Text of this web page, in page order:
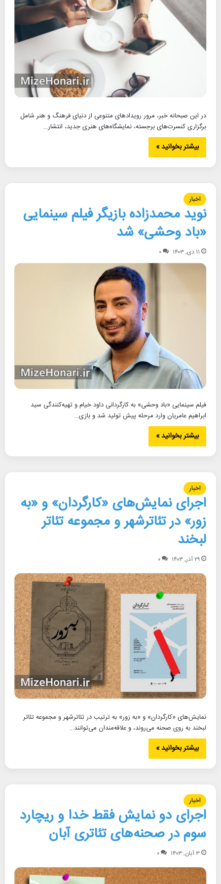
در این صبحانه خبر، مرور رویدادهای متنوعی از دنیای فرهنگ و هنر شامل
برگزاری کنسرت‌های برجسته، نمایشگاه‌های هنری جدید، انتشار…
بیشتر بخوانید »
اخبار
نوید محمدزاده بازیگر فیلم سینمایی
«باد وحشی» شد
۱۱ دی, ۱۴۰۳ ۰
فیلم سینمایی «باد وحشی» به کارگردانی داود خیام و تهیه‌کنندگی سید
ابراهیم عامریان وارد مرحله پیش تولید شد و بازی…
بیشتر بخوانید »
اخبار
اجرای نمایش‌های «کارگردان» و «به
زور» در تئاترشهر و مجموعه تئاتر
لبخند
۲۹ آذر, ۱۴۰۳ ۰
نمایش‌های «کارگردان» و «به زور» به ترتیب در تئاترشهر و مجموعه تئاتر
لبخند به روی صحنه می‌روند، و علاقه‌مندان می‌توانند…
بیشتر بخوانید »
اخبار
اجرای دو نمایش فقط خدا و ریچارد
سوم در صحنه‌های تئاتری آبان
۳ آبان, ۱۴۰۳ ۰